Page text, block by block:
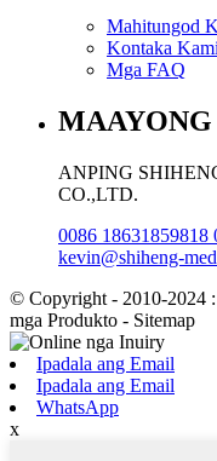
Mahitungod
Kontaka Kami
Mga FAQ
ANPING
CO.,LTD.
0086 18631859818
kevin@shiheng-
© Copyright - 2010-2024
mga Produkto - Sitemap
Ipadala ang Email
Ipadala ang Email
WhatsApp
x